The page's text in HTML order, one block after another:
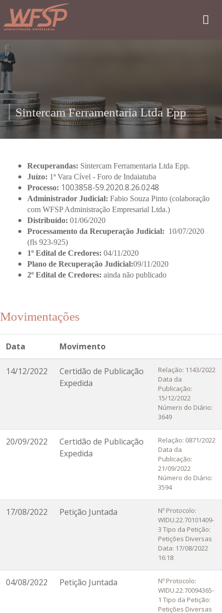
Sintercam Ferramentaria Ltda Epp
Recuperandas: Sintercam Ferramentaria Ltda Epp.
Juízo: 1ª Vara Cível - Foro de Indaiatuba
Processo: 1003858-59.2020.8.26.0248
Administrador Judicial: Fabio Souza Pinto (colaboração
com WFSP Administração Empresarial Ltda.)
Distribuído: 01/06/2020
Processamento da Recuperação Judicial: 10/07/2020
(fls 923-925)
1º Edital de Credores: 04/11/2020
Plano de Recuperação Judicial:09/11/2020
2º Edital de Credores: ainda não publicado
Movimentações
Data Movimento
14/12/2022
Certidão de Publicação
Expedida
Relação: 1143/2022
Data da
Publicação:
15/12/2022
Número do Diário:
3649
20/09/2022
Certidão de Publicação
Expedida
Relação: 0871/2022
Data da
Publicação:
21/09/2022
Número do Diário:
3594
17/08/2022 Petição Juntada
Nº Protocolo:
WIDU.22.70101409-
3 Tipo da Petição:
Petições Diversas
Data: 17/08/2022
16:18
04/08/2022 Petição Juntada
Nº Protocolo:
WIDU.22.70094365-
1 Tipo da Petição:
Petições Diversas